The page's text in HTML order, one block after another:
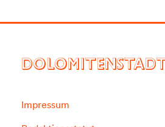
DOLOMITENSTADT
Impressum